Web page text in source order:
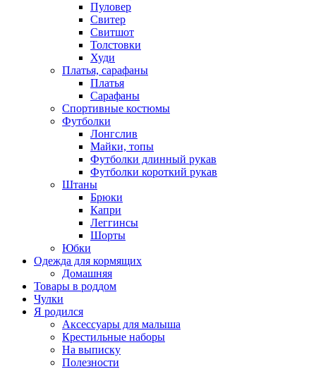
Пуловер
Свитер
Свитшот
Толстовки
Худи
Платья, сарафаны
Платья
Сарафаны
Спортивные костюмы
Футболки
Лонгслив
Майки, топы
Футболки длинный рукав
Футболки короткий рукав
Штаны
Брюки
Капри
Леггинсы
Шорты
Юбки
Одежда для кормящих
Домашняя
Товары в роддом
Чулки
Я родился
Аксессуары для малыша
Крестильные наборы
На выписку
Полезности